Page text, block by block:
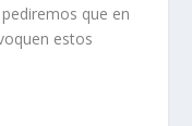
que en
estos